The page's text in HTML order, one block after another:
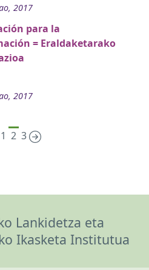
2017
para la
= Eraldaketarako
2017
1 2 3
Lankidetza eta
Ikasketa Institutua